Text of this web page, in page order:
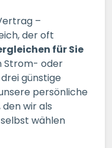
–
der oft
für Sie
Strom- oder
günstige
persönliche
den wir als
wählen